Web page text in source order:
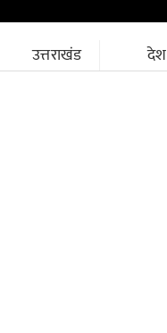
उत्तराखंड देश